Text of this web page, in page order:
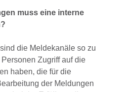
muss eine interne
die Meldekanäle so zu
Zugriff auf die
haben, die für die
der Meldungen